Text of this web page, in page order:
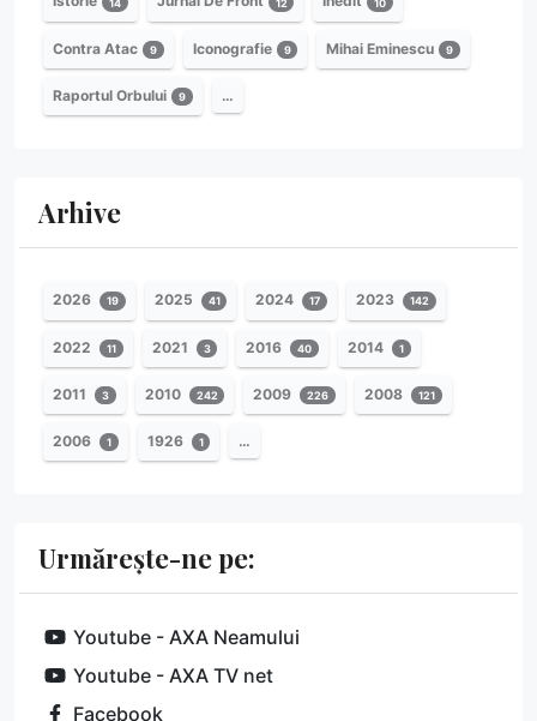
Contra Atac 9 Iconografie 9 Mihai Eminescu 9
Raportul Orbului 9 …
Arhive
2026 19 2025 41 2024 17 2023 142
2022 11 2021 3 2016 40 2014 1
2011 3 2010 242 2009 226 2008 121
2006 1 1926 1 …
Urmărește-ne pe:
Youtube - AXA Neamului
Youtube - AXA TV net
Facebook